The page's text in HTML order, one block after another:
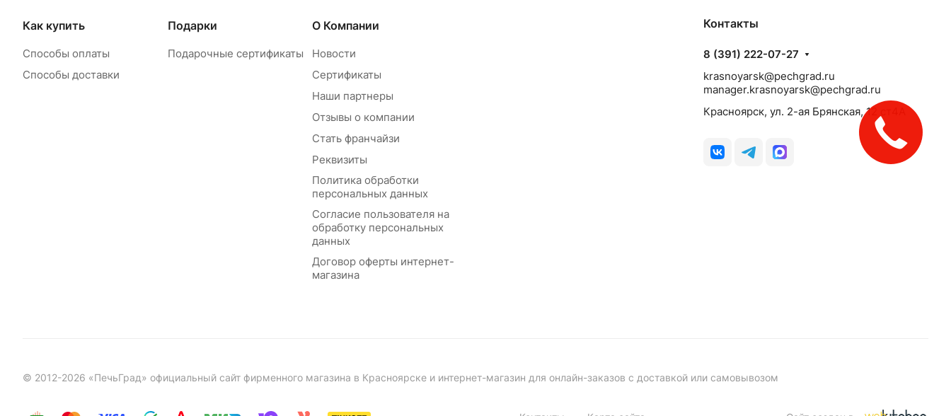
Как купить
Способы оплаты
Способы доставки
Подарки
Подарочные сертификаты
О Компании
Новости
Сертификаты
Наши партнеры
Отзывы о компании
Стать франчайзи
Реквизиты
Политика обработки
персональных данных
Согласие пользователя на
обработку персональных
данных
Договор оферты интернет-
магазина
Контакты
8 (391) 222-07-27
krasnoyarsk@pechgrad.ru
manager.krasnoyarsk@pechgrad.ru
Красноярск, ул. 2-ая Брянская, 12 ст4А
© 2012-2026 «ПечьГрад» официальный сайт фирменного магазина в Красноярске и интернет-магазин для онлайн-заказов с доставкой или самовывозом